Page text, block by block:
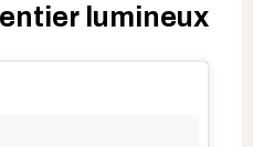
lumineux